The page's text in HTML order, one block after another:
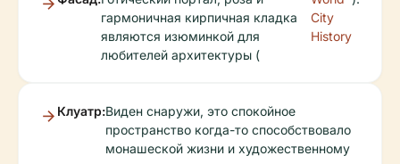
гармоничная кирпичная кладка
являются изюминкой для
любителей архитектуры (
City
History
Клуатр:Виден снаружи, это спокойное
пространство когда-то способствовало
монашеской жизни и художественному